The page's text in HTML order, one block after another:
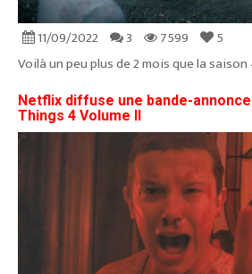
11/09/2022 3 7599
5
Voilà un peu plus de 2 mois que la saison
Netflix diffuse une bande-
Things 4 Volume II